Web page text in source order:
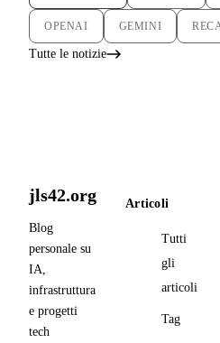
OPENAI GEMINI
Tutte le notizie
jls42.org
Blog
personale su
IA,
infrastruttura
e progetti
tech
Articoli
Tutti
gli
articoli
Tag